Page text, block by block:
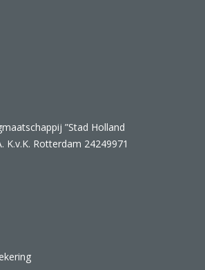
”Stad Holland
K.v.K. Rotterdam 24249971